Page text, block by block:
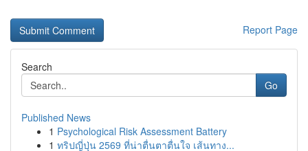
Report Page
Search
Go
Published News
1 Psychological Risk Assessment Battery
1 ทริปญี่ปุ่น 2569 ที่น่าตื่นตาตื่นใจ เส้นทาง...